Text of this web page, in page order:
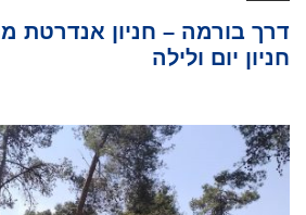
דרך בורמה – חניון אנדרטת
חניון יום ולילה